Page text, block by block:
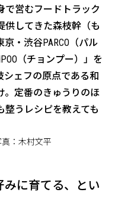
で営むフードトラック
供してきた森枝幹（も
・渋谷PARCO（パル
（チョンプー）」を
シェフの原点である和
。定番のきゅうりのほ
整うレシピを教えても
：木村文平
みに育てる、とい